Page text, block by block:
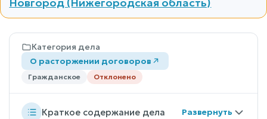
Категория дела
О расторжении договоров
Гражданское Отклонено
Краткое содержание дела